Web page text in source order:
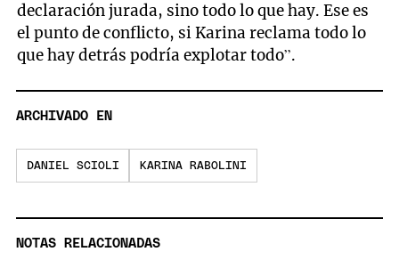
declaración jurada, sino todo lo que hay. Ese es
el punto de conflicto, si Karina reclama todo lo
que hay detrás podría explotar todo”.
ARCHIVADO EN
DANIEL SCIOLI KARINA RABOLINI
NOTAS RELACIONADAS